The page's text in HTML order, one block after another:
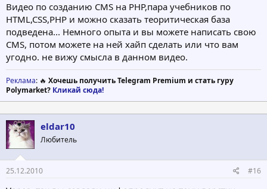
Видео по созданию CMS на PHP,пара учебников по
HTML,CSS,PHP и можно сказать теоритическая база
подведена... Немного опыта и вы можете написать свою
CMS, потом можете на ней хайп сделать или что вам
угодно. не вижу смысла в данном видео.
Реклама: 🔥 Хочешь получить Telegram Premium и стать гуру
Polymarket? Кликай сюда!
eldar10
Любитель
25.12.2010 #16